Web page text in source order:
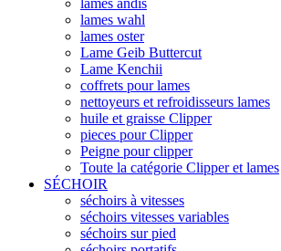
lames andis
lames wahl
lames oster
Lame Geib Buttercut
Lame Kenchii
coffrets pour lames
nettoyeurs et refroidisseurs lames
huile et graisse Clipper
pieces pour Clipper
Peigne pour clipper
Toute la catégorie Clipper et lames
SÉCHOIR
séchoirs à vitesses
séchoirs vitesses variables
séchoirs sur pied